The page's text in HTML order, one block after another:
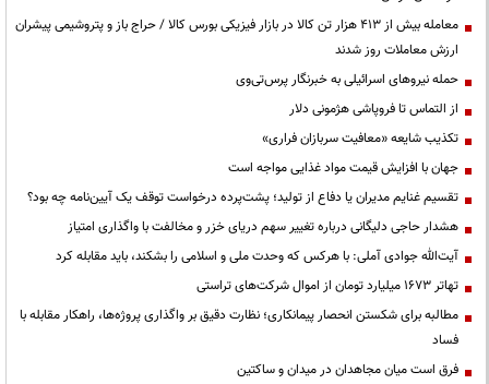
معامله بیش از ۴۱۳ هزار تن کالا در بازار فیزیکی بورس کالا / حراج باز و پتروشیمی پیشران
ارزش معاملات روز شدند
حمله نیروهای اسرائیلی به خبرنگار پرس‌تی‌وی
از التماس تا فروپاشی هژمونی دلار
تکذیب شایعه «معافیت سربازان فراری»
جهان با افزایش قیمت مواد غذایی مواجه است
تقسیم غنایم مدیران یا دفاع از تولید؛ پشت‌پرده درخواست توقف یک آیین‌نامه چه بود؟
هشدار حاجی دلیگانی درباره تغییر سهم دریای خزر و مخالفت با واگذاری امتیاز
آیت‌الله جوادی آملی: با هرکس که وحدت ملی و اسلامی را بشکند، باید مقابله کرد
تهاتر ۱۶۷۳ میلیارد تومان از اموال شرکت‌های تراستی
مطالبه برای شکستن انحصار پیمانکاری؛ نظارت دقیق بر واگذاری پروژه‌ها، راهکار مقابله با
فساد
فرق است میان مجاهدان در میدان و ساکتین